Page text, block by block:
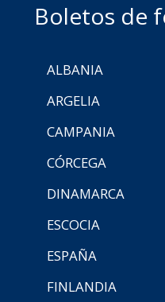
Boletos de
ALBANIA
ARGELIA
CAMPANIA
CÓRCEGA
DINAMARCA
ESCOCIA
ESPAÑA
FINLANDIA